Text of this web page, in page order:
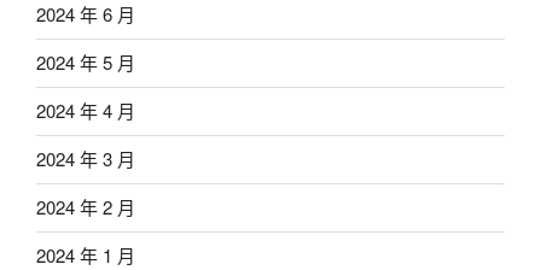
2024 年 6 月
2024 年 5 月
2024 年 4 月
2024 年 3 月
2024 年 2 月
2024 年 1 月